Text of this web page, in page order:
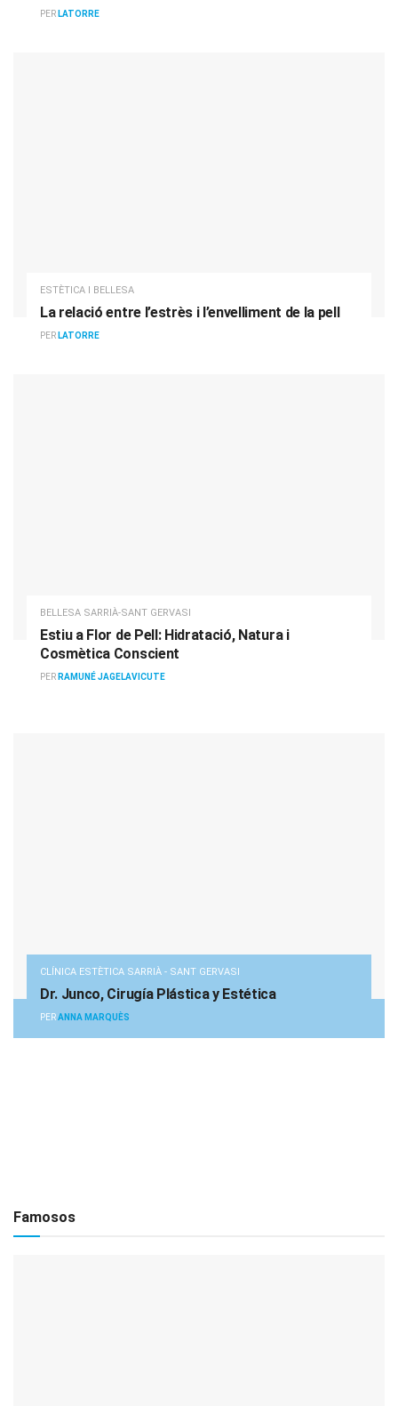
PER LATORRE
ESTÈTICA I BELLESA
La relació entre l’estrès i l’envelliment de la pell
PER LATORRE
BELLESA SARRIÀ-SANT GERVASI
Estiu a Flor de Pell: Hidratació, Natura i
Cosmètica Conscient
PER RAMUNÉ JAGELAVICUTE
CLÍNICA ESTÈTICA SARRIÀ - SANT GERVASI
Dr. Junco, Cirugía Plástica y Estética
PERANNA MARQUÈS
Famosos